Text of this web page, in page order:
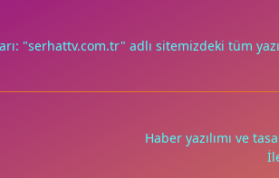
"serhattv.com.tr" adlı sitemizdeki tüm
Haber yazılımı ve